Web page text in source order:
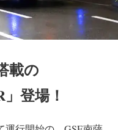
載の
登場！